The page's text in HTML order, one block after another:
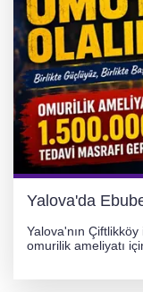
Yalova'da
Yalova'nın Çiftlikköy
omurilik ameliyatı